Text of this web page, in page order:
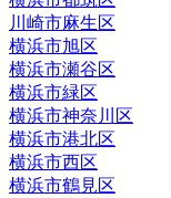
川崎市麻生区
横浜市旭区
横浜市瀬谷区
横浜市緑区
横浜市神奈川区
横浜市港北区
横浜市西区
横浜市鶴見区